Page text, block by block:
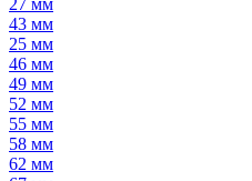
27 мм
43 мм
25 мм
46 мм
49 мм
52 мм
55 мм
58 мм
62 мм